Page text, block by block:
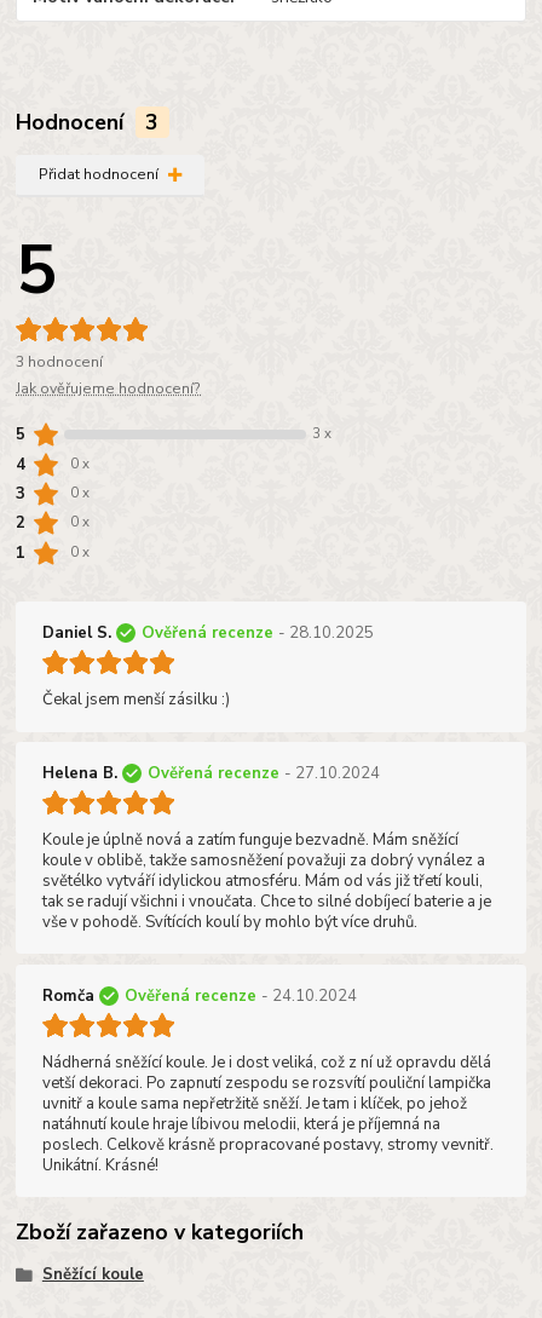
Hodnocení 3
Přidat hodnocení
5
3 hodnocení
Jak ověřujeme hodnocení?
5 3 x
4 0 x
3 0 x
2 0 x
1 0 x
Daniel S. Ověřená recenze - 28.10.2025
Čekal jsem menší zásilku :)
Helena B. Ověřená recenze - 27.10.2024
Koule je úplně nová a zatím funguje bezvadně. Mám sněžící
koule v oblibě, takže samosněžení považuji za dobrý vynález a
světélko vytváří idylickou atmosféru. Mám od vás již třetí kouli,
tak se radují všichni i vnoučata. Chce to silné dobíjecí baterie a je
vše v pohodě. Svítících koulí by mohlo být více druhů.
Romča Ověřená recenze - 24.10.2024
Nádherná sněžící koule. Je i dost veliká, což z ní už opravdu dělá
vetší dekoraci. Po zapnutí zespodu se rozsvítí pouliční lampička
uvnitř a koule sama nepřetržitě sněží. Je tam i klíček, po jehož
natáhnutí koule hraje líbivou melodii, která je příjemná na
poslech. Celkově krásně propracované postavy, stromy vevnitř.
Unikátní. Krásné!
Zboží zařazeno v kategoriích
Sněžící koule